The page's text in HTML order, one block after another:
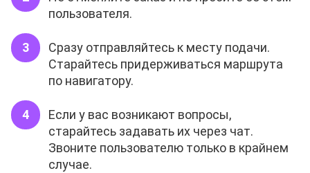
пользователя.
Сразу отправляйтесь к месту подачи.
Старайтесь придерживаться маршрута
по навигатору.
Если у вас возникают вопросы,
старайтесь задавать их через чат.
Звоните пользователю только в крайнем
случае.